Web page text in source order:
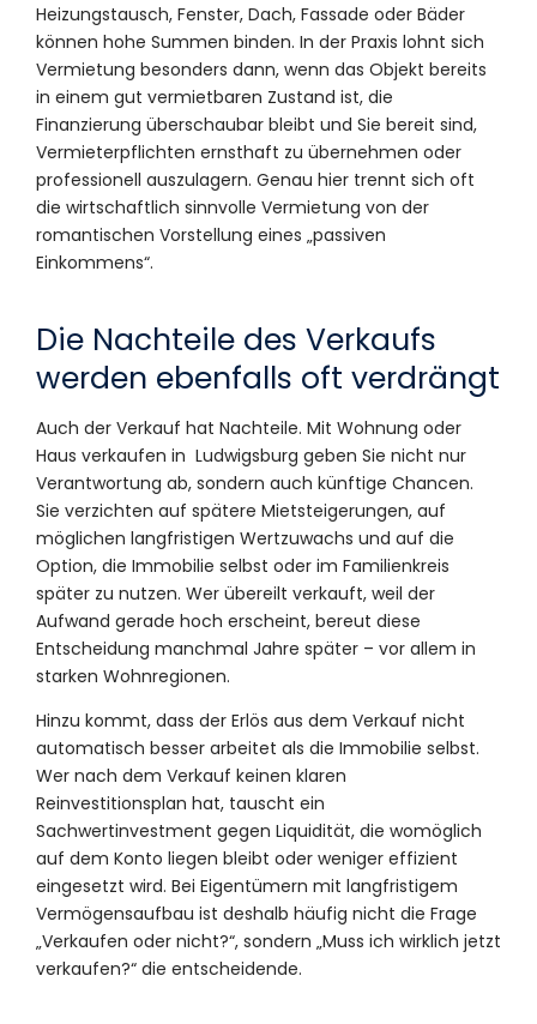
Heizungstausch, Fenster, Dach, Fassade oder Bäder
können hohe Summen binden. In der Praxis lohnt sich
Vermietung besonders dann, wenn das Objekt bereits
in einem gut vermietbaren Zustand ist, die
Finanzierung überschaubar bleibt und Sie bereit sind,
Vermieterpflichten ernsthaft zu übernehmen oder
professionell auszulagern. Genau hier trennt sich oft
die wirtschaftlich sinnvolle Vermietung von der
romantischen Vorstellung eines „passiven
Einkommens“.
Die Nachteile des Verkaufs
werden ebenfalls oft verdrängt
Auch der Verkauf hat Nachteile. Mit Wohnung oder
Haus verkaufen in Ludwigsburg geben Sie nicht nur
Verantwortung ab, sondern auch künftige Chancen.
Sie verzichten auf spätere Mietsteigerungen, auf
möglichen langfristigen Wertzuwachs und auf die
Option, die Immobilie selbst oder im Familienkreis
später zu nutzen. Wer übereilt verkauft, weil der
Aufwand gerade hoch erscheint, bereut diese
Entscheidung manchmal Jahre später – vor allem in
starken Wohnregionen.
Hinzu kommt, dass der Erlös aus dem Verkauf nicht
automatisch besser arbeitet als die Immobilie selbst.
Wer nach dem Verkauf keinen klaren
Reinvestitionsplan hat, tauscht ein
Sachwertinvestment gegen Liquidität, die womöglich
auf dem Konto liegen bleibt oder weniger effizient
eingesetzt wird. Bei Eigentümern mit langfristigem
Vermögensaufbau ist deshalb häufig nicht die Frage
„Verkaufen oder nicht?“, sondern „Muss ich wirklich jetzt
verkaufen?“ die entscheidende.